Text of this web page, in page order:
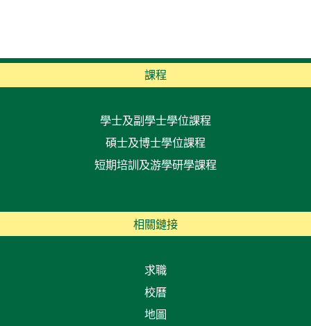
課程
學士及副學士學位課程
碩士及博士學位課程
短期培訓及游學研學課程
相關鏈接
求職
校曆
地圖